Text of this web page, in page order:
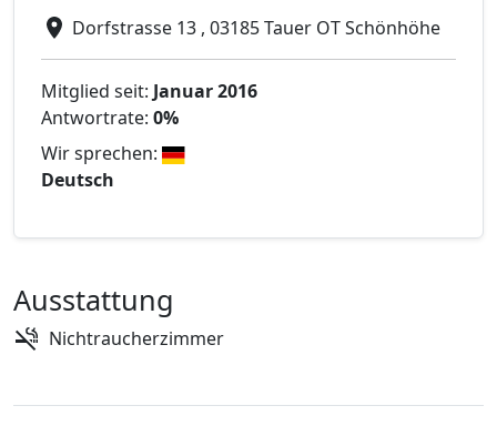
Dorfstrasse 13 , 03185 Tauer OT Schönhöhe
Mitglied seit: Januar 2016
Antwortrate: 0%
Wir sprechen:
Deutsch
Ausstattung
Nichtraucherzimmer